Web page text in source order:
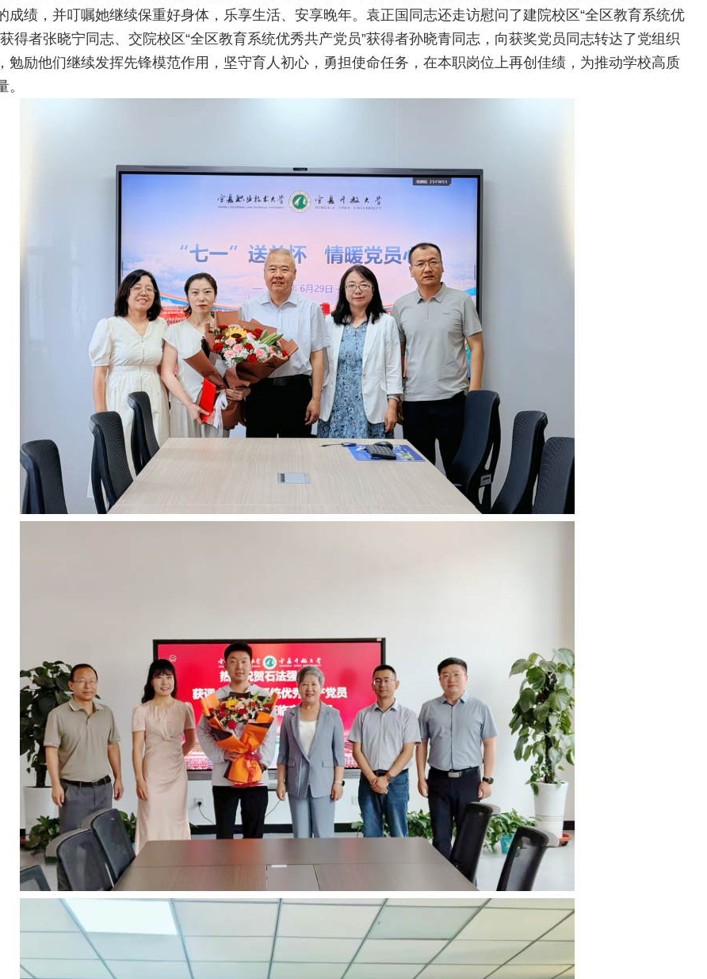
成绩，并叮嘱她继续保重好身体，乐享生活、安享晚年。袁正国同志还走访慰问了建院校区“全区教育系统优
得者张晓宁同志、交院校区“全区教育系统优秀共产党员”获得者孙晓青同志，向获奖党员同志转达了党组织
勉励他们继续发挥先锋模范作用，坚守育人初心，勇担使命任务，在本职岗位上再创佳绩，为推动学校高质